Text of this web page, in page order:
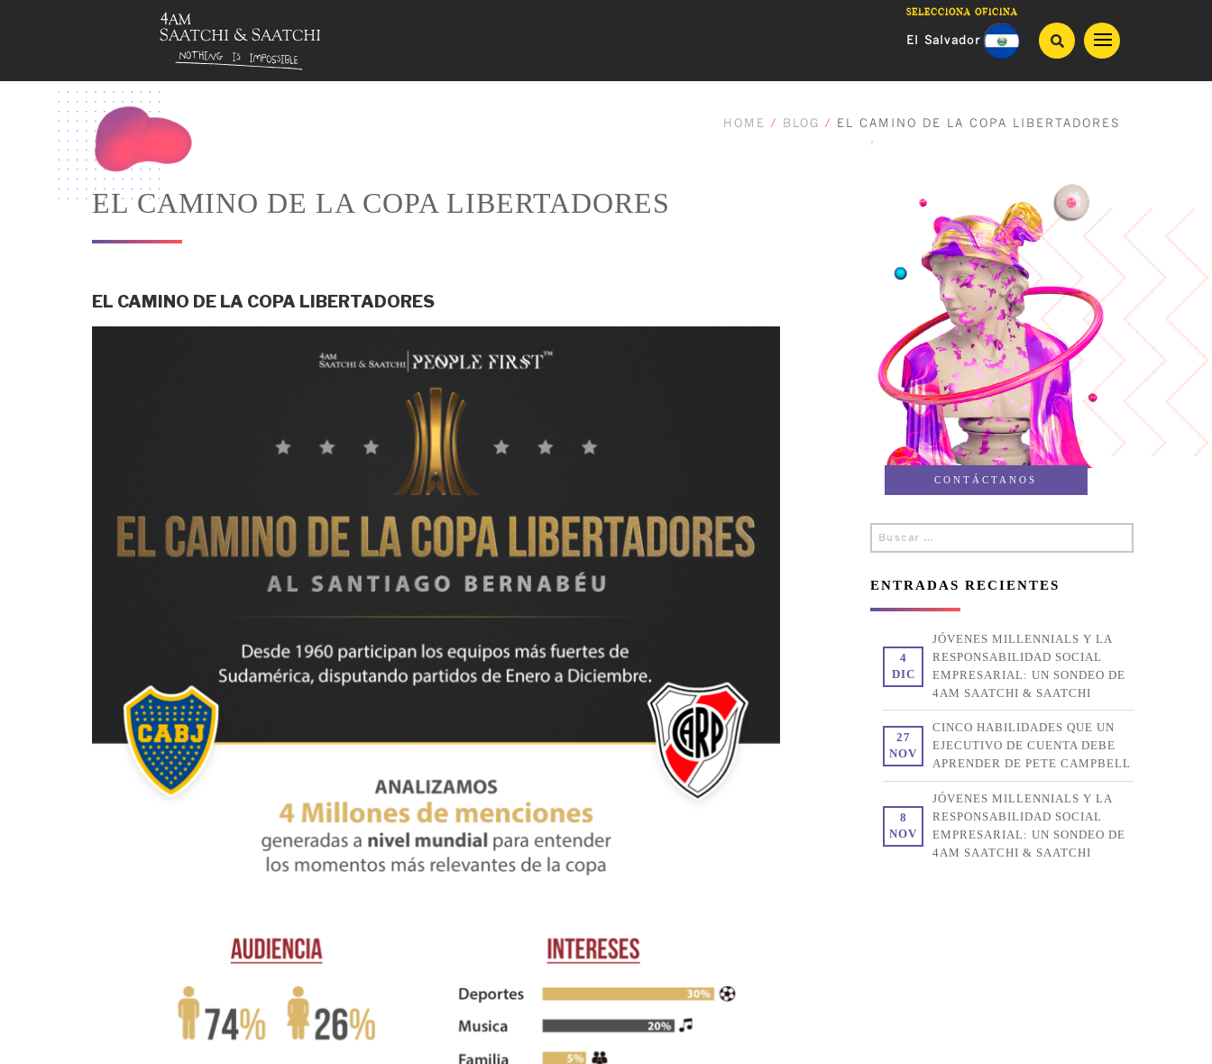
Selecciona oficina
El Salvador
Costa Rica
Nicaragua
HOME / BLOG / EL CAMINO DE LA COPA LIBERTADORES
EL CAMINO DE LA COPA LIBERTADORES
EL CAMINO DE LA COPA LIBERTADORES
CONTÁCTANOS
por:
ENTRADAS RECIENTES
4
DIC
JÓVENES MILLENNIALS Y LA
RESPONSABILIDAD SOCIAL
EMPRESARIAL: UN SONDEO DE
4AM SAATCHI & SAATCHI
27
NOV
CINCO HABILIDADES QUE UN
EJECUTIVO DE CUENTA DEBE
APRENDER DE PETE CAMPBELL
8
NOV
JÓVENES MILLENNIALS Y LA
RESPONSABILIDAD SOCIAL
EMPRESARIAL: UN SONDEO DE
4AM SAATCHI & SAATCHI